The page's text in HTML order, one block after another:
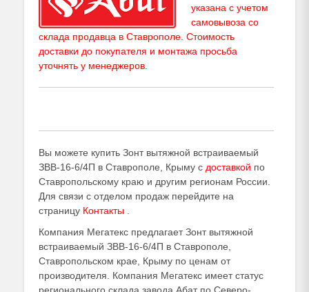
указана с учетом
самовывоза со
склада продавца в Ставрополе. Стоимость
доставки до покупателя и монтажа просьба
уточнять у менеджеров
Вы можете купить Зонт вытяжной встраиваемый
ЗВВ-16-6/4П в Ставрополе, Крыму с доставкой по
Ставропольскому краю и другим регионам России.
Для связи с отделом продаж перейдите на
страницу Контакты
Компания Мегатекс предлагает Зонт вытяжной
встраиваемый ЗВВ-16-6/4П в Ставрополе,
Ставропольском крае, Крыму по ценам от
производителя. Компания Мегатекс имеет статус